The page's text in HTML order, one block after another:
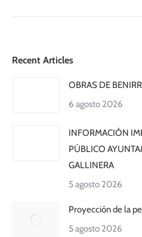
Recent Articles
OBRAS DE
6 agosto 2026
INFORMACIÓN
PÚBLICO
GALLINERA
5 agosto 2026
Proyección de la
5 agosto 2026